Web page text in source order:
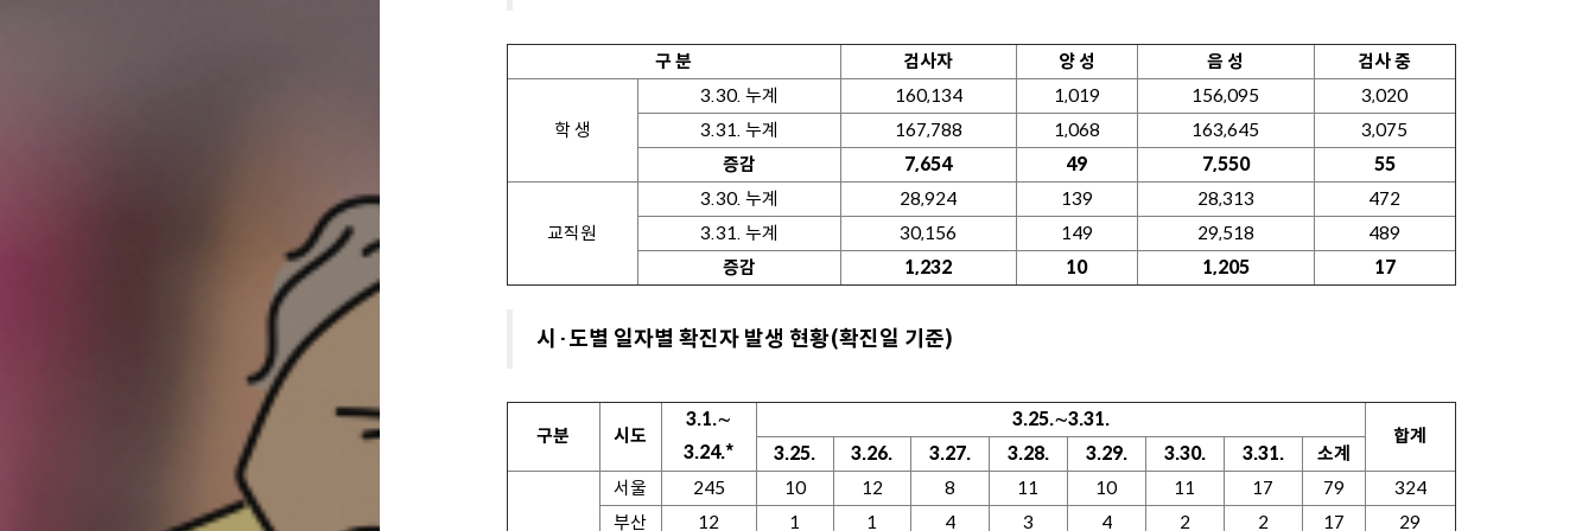
구 분 검사자 양 성 음 성 검사 중
학 생
3.30. 누계 160,134 1,019 156,095
3,020
3.31. 누계
167,788 1,068 163,645
3,075
증감
7,654 49 7,550 55
교직원
3.30. 누계 28,924 139 28,313
472
3.31. 누계
30,156 149 29,518
489
증감
1,232 10 1,205 17
시·도별 일자별 확진자 발생 현황(확진일 기준)
구분 시도
3.1.∼
3.24.*
3.25.∼3.31.
합계
3.25. 3.26. 3.27. 3.28. 3.29. 3.30. 3.31.
소계
서울
245 10 12 8 11 10 11 17 79
324
부산
12 1 1 4 3 4 2 2 17 29